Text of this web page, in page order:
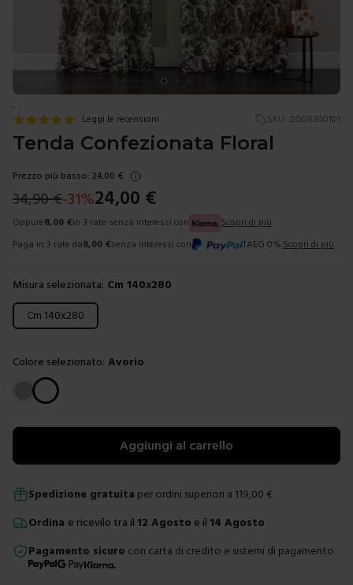
.
Leggi le recensioni SKU: ZG08300101
Tenda Confezionata Floral
Prezzo più basso: 24,00 €
34,90€-31%24,00 €
Oppure8,00 €in 3 rate senza interessi con
Scopri di più
Paga in 3 rate da8,00 €senza interessi con TAEG 0%. Scopri di più
Misura selezionata: Cm 140x280
Scegli una misura
Cm 140x280
Colore selezionato: Avorio
Scegli un colore
Aggiungi al carrello
Spedizione gratuita per ordini superiori a 119,00 €
Ordina e ricevilo tra il 12 Agosto e il 14 Agosto
Pagamento sicuro con carta di credito e sistemi di pagamento